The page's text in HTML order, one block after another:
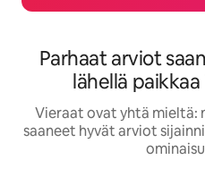
Parhaat arviot
lähellä
Vieraat ovat yhtä mieltä:
saaneet hyvät arviot